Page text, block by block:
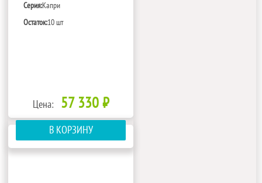
Серия:Капри
Остаток:10 шт
Цена: 57 330 ₽
В КОРЗИНУ